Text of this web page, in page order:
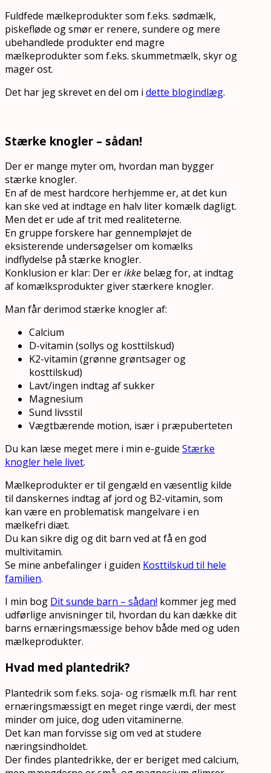
Fuldfede mælkeprodukter som f.eks. sødmælk,
piskefløde og smør er renere, sundere og mere
ubehandlede produkter end magre
mælkeprodukter som f.eks. skummetmælk, skyr og
mager ost.
Det har jeg skrevet en del om i dette blogindlæg.
Stærke knogler – sådan!
Der er mange myter om, hvordan man bygger
stærke knogler.
En af de mest hardcore herhjemme er, at det kun
kan ske ved at indtage en halv liter komælk dagligt.
Men det er ude af trit med realiteterne.
En gruppe forskere har gennempløjet de
eksisterende undersøgelser om komælks
indflydelse på stærke knogler.
Konklusion er klar: Der erikke belæg for, at indtag
af komælksprodukter giver stærkere knogler.
Man får derimod stærke knogler af:
Calcium
D-vitamin (sollys og kosttilskud)
K2-vitamin (grønne grøntsager og
kosttilskud)
Lavt/ingen indtag af sukker
Magnesium
Sund livsstil
Vægtbærende motion, især i præpuberteten
Du kan læse meget mere i min e-guide Stærke
knogler hele livet.
Mælkeprodukter er til gengæld en væsentlig kilde
til danskernes indtag af jord og B2-vitamin, som
kan være en problematisk mangelvare i en
mælkefri diæt.
Du kan sikre dig og dit barn ved at få en god
multivitamin.
Se mine anbefalinger i guiden Kosttilskud til hele
familien.
I min bog Dit sunde barn – sådan! kommer jeg med
udførlige anvisninger til, hvordan du kan dække dit
barns ernæringsmæssige behov både med og uden
mælkeprodukter.
Hvad med plantedrik?
Plantedrik som f.eks. soja- og rismælk m.fl. har rent
ernæringsmæssigt en meget ringe værdi, der mest
minder om juice, dog uden vitaminerne.
Det kan man forvisse sig om ved at studere
næringsindholdet.
Der findes plantedrikke, der er beriget med calcium,